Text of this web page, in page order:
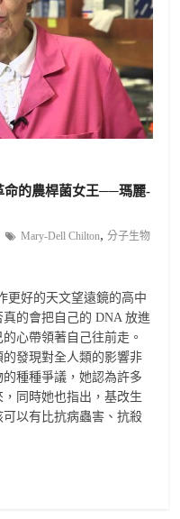
命的農桿菌女王──瑪麗-
Mary-Dell Chilton,分子生物
更好的天文望遠鏡的高中
的會把自己的 DNA 放進
心帶領著自己往前走。
發現對全人類的影響非
種種爭議，她認為許多
同時她也指出，基改生
以有比抗病蟲害、抗殺